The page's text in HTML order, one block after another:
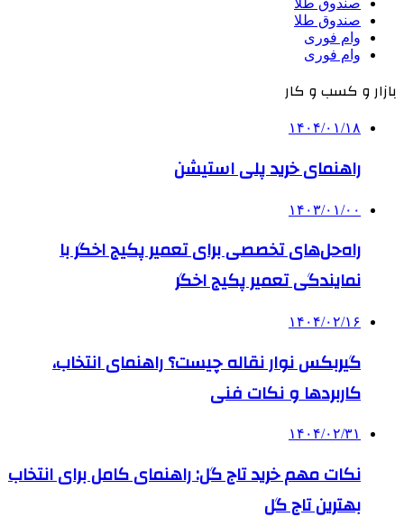
صندوق طلا
صندوق طلا
وام فوری
وام فوری
بازار و کسب و کار
۱۴۰۴/۰۱/۱۸
راهنمای خرید پلی استیشن
۱۴۰۳/۰۱/۰۰
راه‌حل‌های تخصصی برای تعمیر پکیج اخگر با
نمایندگی تعمیر پکیج اخگر
۱۴۰۴/۰۲/۱۶
گیربکس نوار نقاله چیست؟ راهنمای انتخاب،
کاربردها و نکات فنی
۱۴۰۴/۰۲/۳۱
نکات مهم خرید تاج گل: راهنمای کامل برای انتخاب
بهترین تاج گل